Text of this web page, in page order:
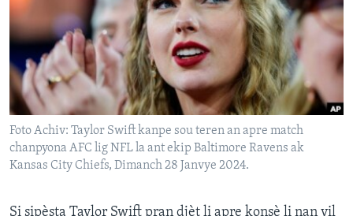
Languages
Foto Achiv: Taylor Swift kanpe sou teren an apre match
chanpyona AFC lig NFL la ant ekip Baltimore Ravens ak
Kansas City Chiefs, Dimanch 28 Janvye 2024.
Si sipèsta Taylor Swift pran djèt li apre konsè li nan vil